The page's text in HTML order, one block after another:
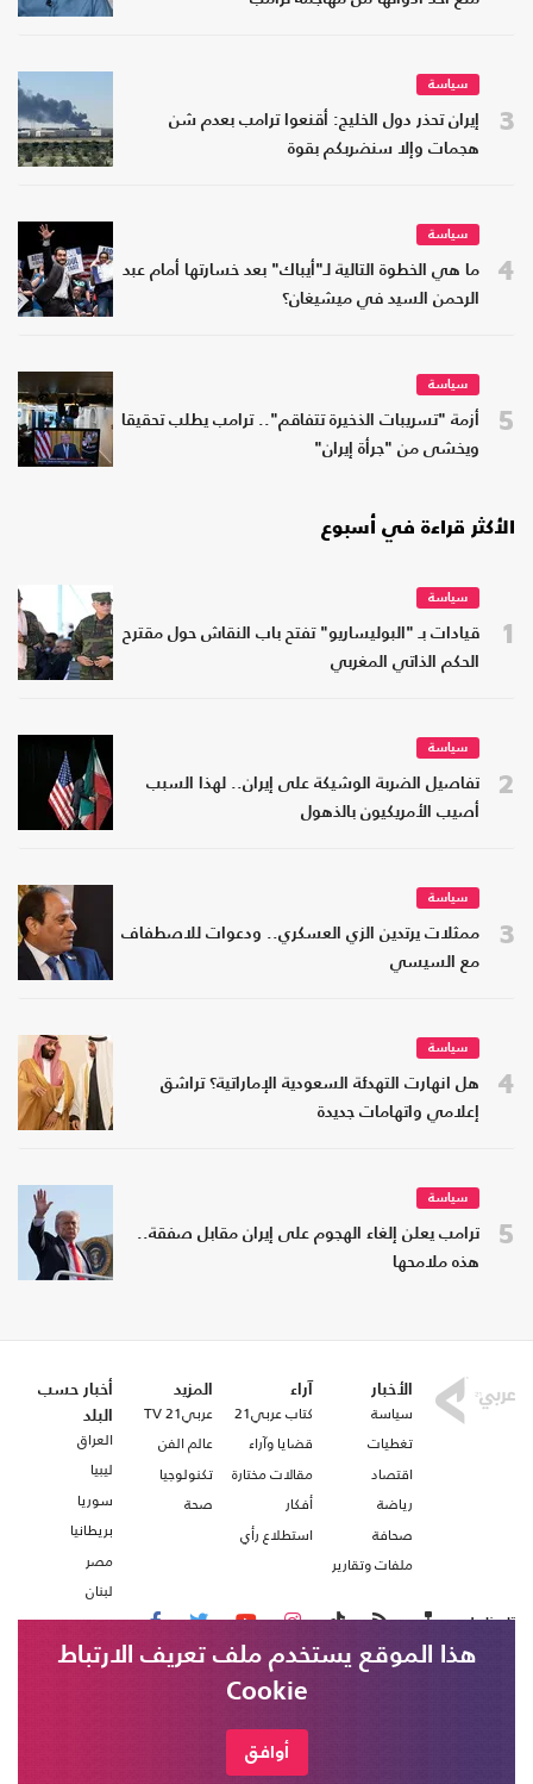
3
سياسة
إيران تحذر دول الخليج: أقنعوا ترامب بعدم شن
هجمات وإلا سنضربكم بقوة
4
سياسة
ما هي الخطوة التالية لـ"أيباك" بعد خسارتها أمام عبد
الرحمن السيد في ميشيغان؟
5
سياسة
أزمة "تسريبات الذخيرة تتفاقم".. ترامب يطلب تحقيقا
ويخشى من "جرأة إيران"
الأكثر قراءة في أسبوع
1
سياسة
قيادات بـ "البوليساريو" تفتح باب النقاش حول مقترح
الحكم الذاتي المغربي
2
سياسة
تفاصيل الضربة الوشيكة على إيران.. لهذا السبب
أصيب الأمريكيون بالذهول
3
سياسة
ممثلات يرتدين الزي العسكري.. ودعوات للاصطفاف
مع السيسي
4
سياسة
هل انهارت التهدئة السعودية الإماراتية؟ تراشق
إعلامي واتهامات جديدة
5
سياسة
ترامب يعلن إلغاء الهجوم على إيران مقابل صفقة..
هذه ملامحها
قناة "سبأ" الحكومية تقول إن جماعة الحوثي
قصفت مخيم "الميل" للنازحين شمال مدينة
وزراء إسرائيليون يدعون خلال اجتماع "الكابينت"
إلى استئناف العمليات العسكرية على غزة
الأخبار
سياسة
تغطيات
اقتصاد
رياضة
صحافة
ملفات وتقارير
آراء
كتاب عربي21
قضايا وآراء
مقالات مختارة
أفكار
استطلاع رأي
المزيد
عربي21 TV
عالم الفن
تكنولوجيا
صحة
أخبار حسب
البلد
العراق
ليبيا
سوريا
بريطانيا
مصر
لبنان
تابعنا على
هذا الموقع يستخدم ملف تعريف الارتباط
Cookie
أوافق